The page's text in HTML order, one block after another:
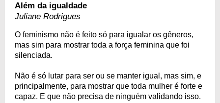
Além da igualdade
Juliane Rodrigues
O feminismo não é feito só para igualar os gêneros,
mas sim para mostrar toda a força feminina que foi
silenciada.
Não é só lutar para ser ou se manter igual, mas sim, e
principalmente, para mostrar que toda mulher é forte e
capaz. E que não precisa de ninguém validando isso.